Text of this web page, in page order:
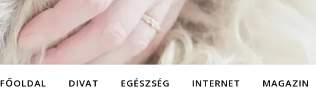
FŐOLDAL DIVAT EGÉSZSÉG INTERNET MAGAZIN